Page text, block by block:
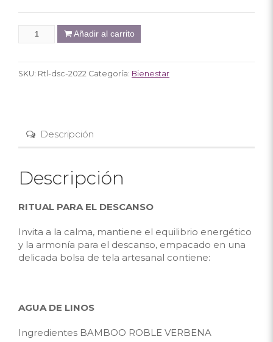
Añadir al carrito
SKU: Rtl-dsc-2022 Categoría: Bienestar
Descripción
Descripción
RITUAL PARA EL DESCANSO
Invita a la calma, mantiene el equilibrio energético
y la armonía para el descanso, empacado en una
delicada bolsa de tela artesanal contiene:
AGUA DE LINOS
Ingredientes BAMBOO ROBLE VERBENA